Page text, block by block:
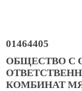
01464405
ОБЩЕСТВО С
КОМБИНАТ